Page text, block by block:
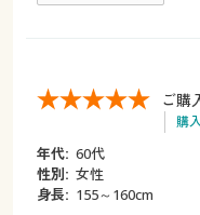
ご購
購
年代: 60代
性別: 女性
身長: 155～160cm